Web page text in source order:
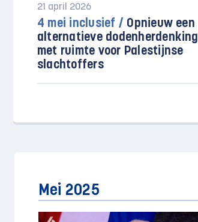
21 april 2026
4 mei inclusief / Opnieuw een
alternatieve dodenherdenking
met ruimte voor Palestijnse
slachtoffers
Mei 2025